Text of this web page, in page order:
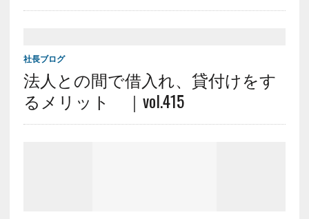
社長ブログ
法人との間で借入れ、貸付けをす
るメリット ｜vol.415